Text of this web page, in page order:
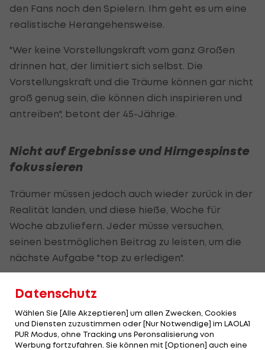
den Fans noch den Spielern. Ihm geht es um eine
realistische Herangehensweise.
"Wer keine Vorstellungskraft vom ganz Großen
drinnen hat, der limitiert sich selbst. Die
Vorstellungskraft und die Träume können gar nicht
groß genug sein, die können dich inspirieren und
antreiben", betont der 45-Jährige.
Nicht auf Ergebnisse und Hirngespinste
fokussieren
Träumer müssen jedoch auch wieder zurück in der
Realität landen, und diese hieße, Woche für
Woche abzuliefern. Jeder müsse versuchen,
seinen bestmöglichen Beitrag zu leisten, um die
nächste Aufgabe "top zu erledigen".
Hirngespinste fokussiert, wird vergessen das zu
tun, was nötig ist, um dahinzukommen", so Ilzer.
So ein Flow will gehegt und gepflegt werden.
Datenschutz
Wählen Sie [Alle Akzeptieren] um allen Zwecken, Cookies
und Diensten zuzustimmen oder [Nur Notwendige] im LAOLA1
PUR Modus, ohne Tracking uns Peronsalisierung von
Werbung fortzufahren. Sie können mit [Optionen] auch eine